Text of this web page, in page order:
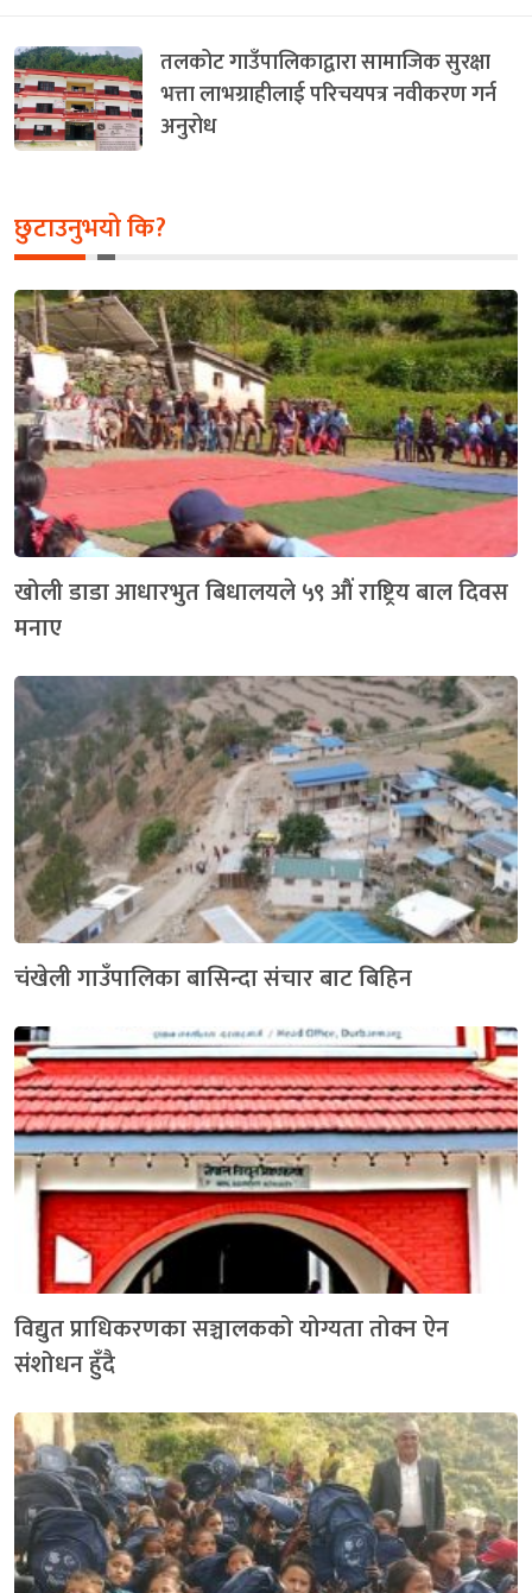
तलकोट गाउँपालिकाद्वारा सामाजिक सुरक्षा
भत्ता लाभग्राहीलाई परिचयपत्र नवीकरण गर्न
अनुरोध
छुटाउनुभयो कि?
खोली डाडा आधारभुत बिधालयले ५९ औं राष्ट्रिय बाल दिवस
मनाए
चंखेली गाउँपालिका बासिन्दा संचार बाट बिहिन
विद्युत प्राधिकरणका सञ्चालकको योग्यता तोक्न ऐन
संशोधन हुँदै